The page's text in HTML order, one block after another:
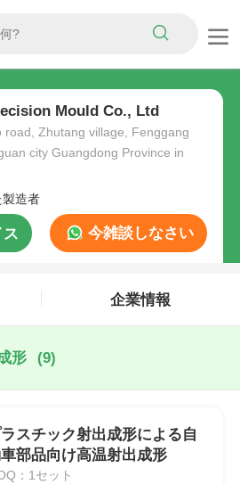
Mould Co., Ltd
road, Zhutang village, Fenggang
city Guangdong Province in
造者
今雑談しなさい
企業情報
形 (9)
スチック射出成形による自
部品向け高温射出成形
：1セット